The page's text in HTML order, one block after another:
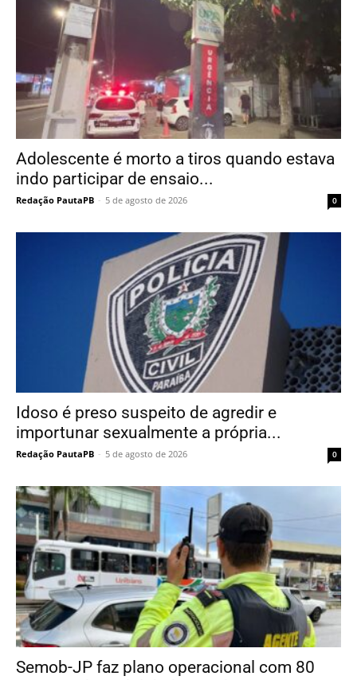
Adolescente é morto a tiros quando estava
indo participar de ensaio...
Redação PautaPB - 5 de agosto de 2026 0
Idoso é preso suspeito de agredir e
importunar sexualmente a própria...
Redação PautaPB - 5 de agosto de 2026 0
Semob-JP faz plano operacional com 80